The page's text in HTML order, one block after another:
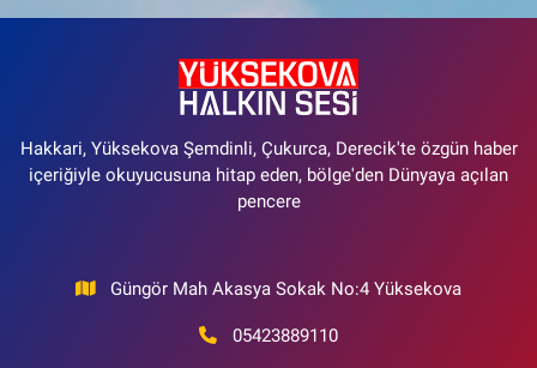
Hakkari, Yüksekova Şemdinli, Çukurca, Derecik'te özgün haber
içeriğiyle okuyucusuna hitap eden, bölge'den Dünyaya açılan
pencere
Güngör Mah Akasya Sokak No:4 Yüksekova
05423889110